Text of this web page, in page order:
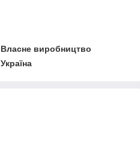
Власне виробництво
Україна